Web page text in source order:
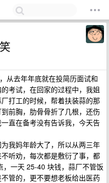
从去年年底就在投简历面试和
考试，在回家的过程中，我姐
打工的时候，帮着扶装蒜的那
前胸，肋骨骨折了几根，还伤
直在备考没有告诉我，今天告
我妈年龄大了，所以从两三年
听劝，每次都是敷衍了事，都
一天 25-40 块钱，蒜厂不管饭
管的，更不要想老板给出医药